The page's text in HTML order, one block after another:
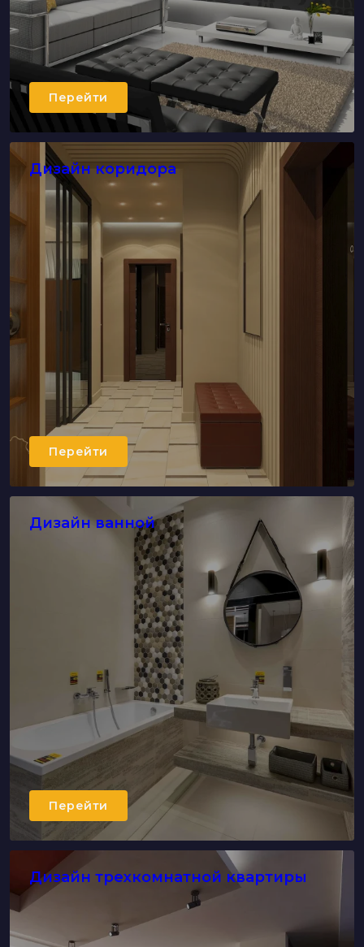
Перейти
Дизайн коридора
Перейти
Дизайн ванной
Перейти
Дизайн трехкомнатной квартиры